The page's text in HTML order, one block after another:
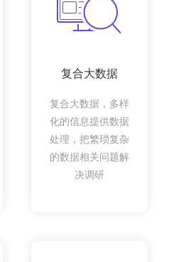
复合大数据
复合大数据，多样
化的信息提供数据
处理，把繁琐复杂
的数据相关问题解
决调研